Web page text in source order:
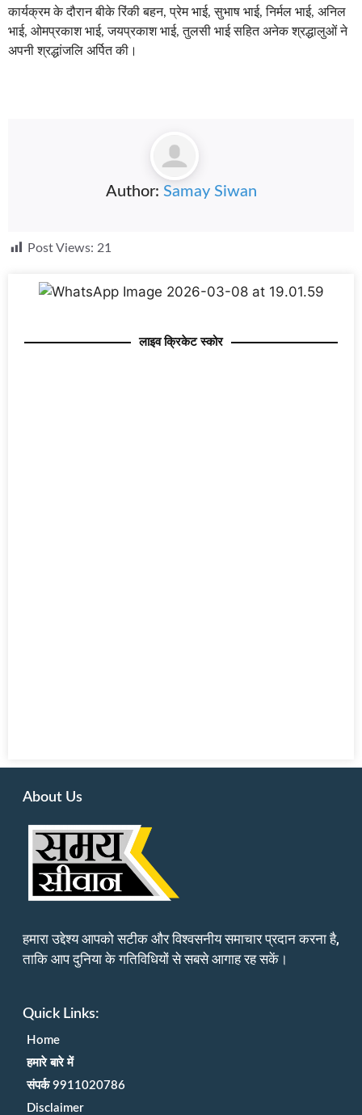
कार्यक्रम के दौरान बीके रिंकी बहन, प्रेम भाई, सुभाष भाई, निर्मल भाई, अनिल
भाई, ओमप्रकाश भाई, जयप्रकाश भाई, तुलसी भाई सहित अनेक श्रद्धालुओं ने
अपनी श्रद्धांजलि अर्पित की।
Author: Samay Siwan
Post Views: 21
लाइव क्रिकेट स्कोर
About Us
हमारा उद्देश्य आपको सटीक और विश्वसनीय समाचार प्रदान करना है,
ताकि आप दुनिया के गतिविधियों से सबसे आगाह रह सकें।
Quick Links:
Home
हमारे बारे में
संपर्क 9911020786
Disclaimer